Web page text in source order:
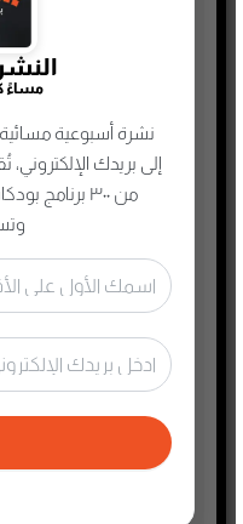
سيرة ذاتية
صحافة وإعلام جديد
صناعة المحتوى
علوم وصحة
فكر وفلسفة
فنون وترفيه
مساءً
نشرة أسبوعية
إلى بريدك
من ٣٠٠ برنامج